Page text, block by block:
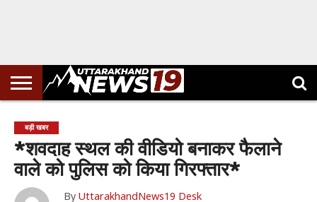
बड़ी खबर
*शवदाह स्थल की वीडियो बनाकर फैलाने
वाले को पुलिस को किया गिरफ्तार*
By UttarakhandNews19 Desk